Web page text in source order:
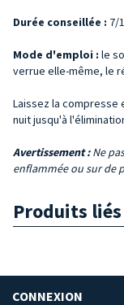
Durée conseillée : 7/
Mode d'emploi : le
verrue elle-même, le
Laissez la compresse
nuit jusqu'à
Avertissement :Ne
enflammée ou sur de
Produits liés
CONNEXION